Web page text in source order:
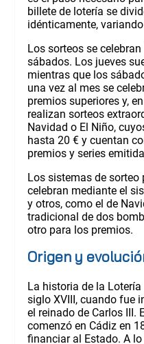
billete de lotería se
idénticamente,
Los sorteos se
sábados. Los jueves
mientras que los
una vez al mes se
premios superiores y,
realizan sorteos
Navidad o El Niño,
hasta 20 € y cuentan
premios y series
Los sistemas de sorteo
celebran mediante el
y otros, como el de
tradicional de dos
otro para los premios.
Origen y
La historia de la
siglo XVIII, cuando fue
el reinado de Carlos III.
comenzó en Cádiz en
financiar al Estado. A